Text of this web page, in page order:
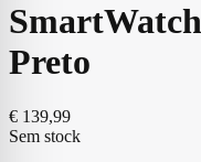
Preto
€ 139,99
Sem stock